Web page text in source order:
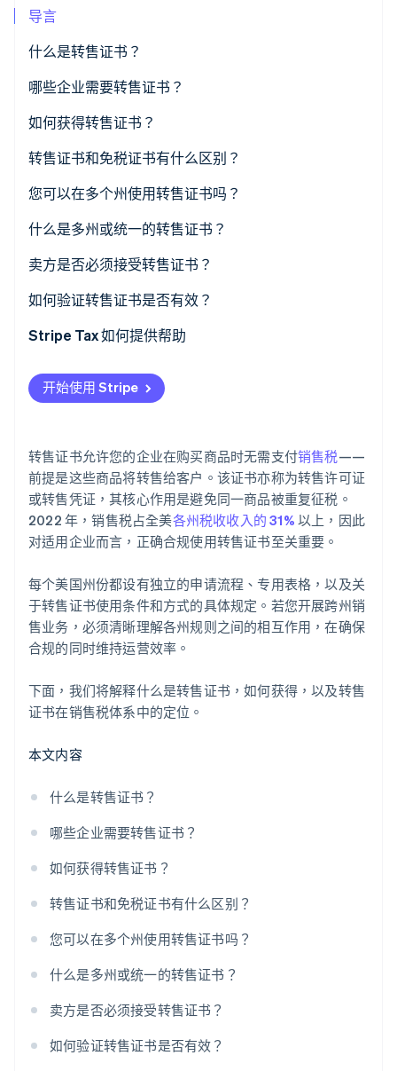
Stripe Sessions 2026
了解 Stripe 如何为 AI 构建经济基础设施。
立即观看
导言
什么是转售证书？
哪些企业需要转售证书？
如何获得转售证书？
转售证书和免税证书有什么区别？
您可以在多个州使用转售证书吗？
什么是多州或统一的转售证书？
卖方是否必须接受转售证书？
如何验证转售证书是否有效？
Stripe Tax 如何提供帮助
开始使用 Stripe
转售证书允许您的企业在购买商品时无需支付销售税——
前提是这些商品将转售给客户。该证书亦称为转售许可证
或转售凭证，其核心作用是避免同一商品被重复征税。
2022 年，销售税占全美各州税收收入的 31% 以上，因此
对适用企业而言，正确合规使用转售证书至关重要。
每个美国州份都设有独立的申请流程、专用表格，以及关
于转售证书使用条件和方式的具体规定。若您开展跨州销
售业务，必须清晰理解各州规则之间的相互作用，在确保
合规的同时维持运营效率。
下面，我们将解释什么是转售证书，如何获得，以及转售
证书在销售税体系中的定位。
本文内容
什么是转售证书？
哪些企业需要转售证书？
如何获得转售证书？
转售证书和免税证书有什么区别？
您可以在多个州使用转售证书吗？
什么是多州或统一的转售证书？
卖方是否必须接受转售证书？
如何验证转售证书是否有效？